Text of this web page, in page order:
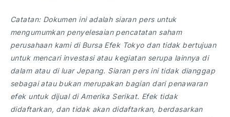
Catatan: Dokumen ini adalah siaran pers untuk
mengumumkan penyelesaian pencatatan saham
perusahaan kami di Bursa Efek Tokyo dan tidak bertujuan
untuk mencari investasi atau kegiatan serupa lainnya di
dalam atau di luar Jepang. Siaran pers ini tidak dianggap
sebagai atau bukan merupakan bagian dari penawaran
efek untuk dijual di Amerika Serikat. Efek tidak
didaftarkan, dan tidak akan didaftarkan, berdasarkan